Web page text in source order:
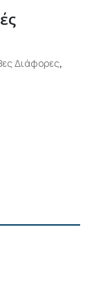
Διάφορες,